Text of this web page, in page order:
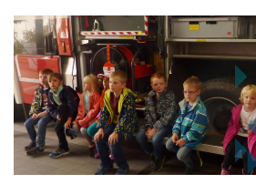
0
9
2
0
1
7
e
f
K
a
s
t